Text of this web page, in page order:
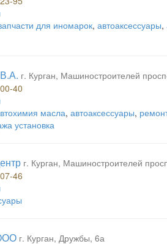
для иномарок, автоаксессуары,
г. Курган, Машиностроителей
40
масла, автоаксессуары,
установка
г. Курган, Машиностроителей
46
г. Курган, Дружбы, 6а